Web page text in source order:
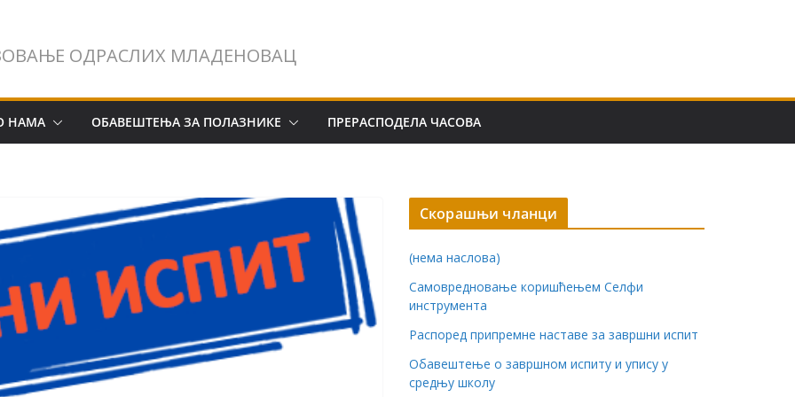
ОДРАСЛИХ МЛАДЕНОВАЦ
НАМА ОБАВЕШТЕЊА ЗА ПОЛАЗНИКЕ ПРЕРАСПОДЕЛА ЧАСОВА
Скорашњи чланци
(нема наслова)
Самовредновање коришћењем Селфи
инструмента
Распоред припремне наставе за завршни испит
Обавештење о завршном испиту и упису у
средњу школу